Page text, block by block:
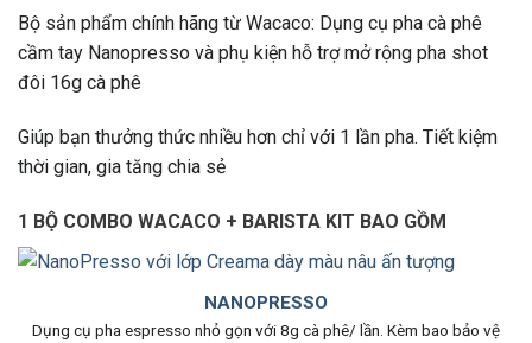
Bộ sản phẩm chính hãng từ Wacaco: Dụng cụ pha cà phê
cầm tay Nanopresso và phụ kiện hỗ trợ mở rộng pha shot
đôi 16g cà phê
Giúp bạn thưởng thức nhiều hơn chỉ với 1 lần pha. Tiết kiệm
thời gian, gia tăng chia sẻ
1 BỘ COMBO WACACO + BARISTA KIT BAO GỒM
NANOPRESSO
Dụng cụ pha espresso nhỏ gọn với 8g cà phê/ lần. Kèm bao bảo vệ